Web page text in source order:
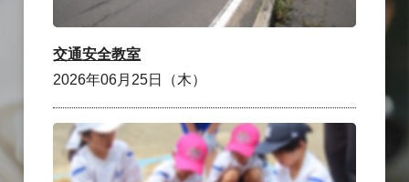
交通安全教室
2026年06月25日（木）